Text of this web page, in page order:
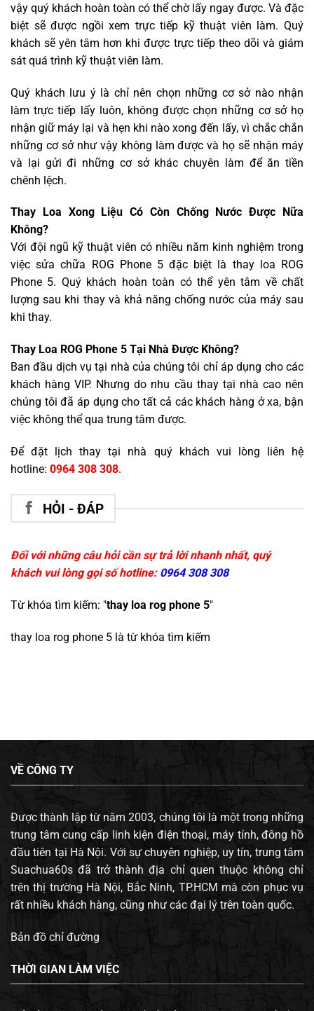
vậy quý khách hoàn toàn có thể chờ lấy ngay được. Và đặc
biệt sẽ được ngồi xem trực tiếp kỹ thuật viên làm. Quý
khách sẽ yên tâm hơn khi được trực tiếp theo dõi và giám
sát quá trình kỹ thuật viên làm.
Quý khách lưu ý là chỉ nên chọn những cơ sở nào nhận
làm trực tiếp lấy luôn, không được chọn những cơ sở họ
nhận giữ máy lại và hẹn khi nào xong đến lấy, vì chắc chắn
những cơ sở như vậy không làm được và họ sẽ nhận máy
và lại gửi đi những cơ sở khác chuyên làm để ăn tiền
chênh lệch.
Thay Loa Xong Liệu Có Còn Chống Nước Được Nữa
Không?
Với đội ngũ kỹ thuật viên có nhiều năm kinh nghiệm trong
việc sửa chữa ROG Phone 5 đặc biệt là thay loa ROG
Phone 5. Quý khách hoàn toàn có thể yên tâm về chất
lượng sau khi thay và khả năng chống nước của máy sau
khi thay.
Thay Loa ROG Phone 5 Tại Nhà Được Không?
Ban đầu dịch vụ tại nhà của chúng tôi chỉ áp dụng cho các
khách hàng VIP. Nhưng do nhu cầu thay tại nhà cao nên
chúng tôi đã áp dụng cho tất cả các khách hàng ở xa, bận
việc không thể qua trung tâm được.
Để đặt lịch thay tại nhà quý khách vui lòng liên hệ
hotline: 0964 308 308.
HỎI - ĐÁP
Đối với những câu hỏi cần sự trả lời nhanh nhất, quý
khách vui lòng gọi số hotline: 0964 308 308
Từ khóa tìm kiếm: "thay loa rog phone 5"
thay loa rog phone 5 là từ khóa tìm kiếm
VỀ CÔNG TY
Được thành lập từ năm 2003, chúng tôi là một trong những
trung tâm cung cấp linh kiện điện thoại, máy tính, đông hồ
đầu tiên tại Hà Nội. Với sự chuyên nghiệp, uy tín, trung tâm
Suachua60s đã trở thành địa chỉ quen thuộc không chỉ
trên thị trường Hà Nội, Bắc Ninh, TP.HCM mà còn phục vụ
rất nhiều khách hàng, cũng như các đại lý trên toàn quốc.
Bản đồ chỉ đường
THỜI GIAN LÀM VIỆC